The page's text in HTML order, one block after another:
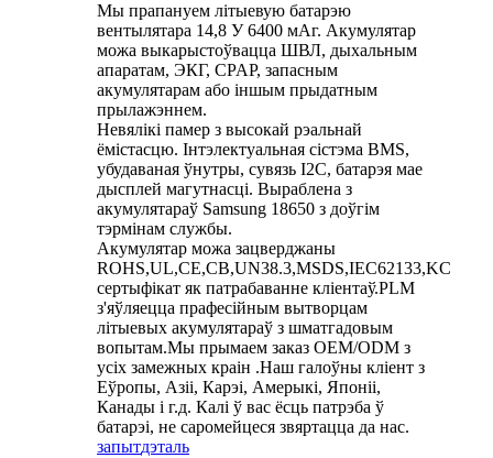
Мы прапануем літыевую батарэю
вентылятара 14,8 У 6400 мАг. Акумулятар
можа выкарыстоўвацца ШВЛ, дыхальным
апаратам, ЭКГ, CPAP, запасным
акумулятарам або іншым прыдатным
прылажэннем.
Невялікі памер з высокай рэальнай
ёмістасцю. Інтэлектуальная сістэма BMS,
убудаваная ўнутры, сувязь I2C, батарэя мае
дысплей магутнасці. Выраблена з
акумулятараў Samsung 18650 з доўгім
тэрмінам службы.
Акумулятар можа зацверджаны
ROHS,UL,CE,CB,UN38.3,MSDS,IEC62133,KC
сертыфікат як патрабаванне кліентаў.PLM
з'яўляецца прафесійным вытворцам
літыевых акумулятараў з шматгадовым
вопытам.Мы прымаем заказ OEM/ODM з
усіх замежных краін .Наш галоўны кліент з
Еўропы, Азіі, Карэі, Амерыкі, Японіі,
Канады і г.д. Калі ў вас ёсць патрэба ў
батарэі, не саромейцеся звяртацца да нас.
запытдэталь